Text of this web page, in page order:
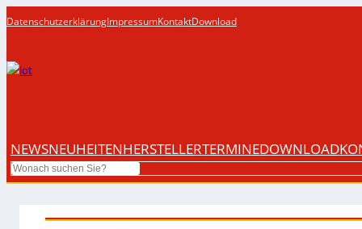
DatenschutzerklärungImpressumKontaktDownload
NEWSNEUHEITENHERSTELLERTERMINEDOWNLOAD
Search